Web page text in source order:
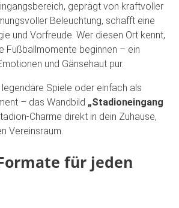
geprägt von kraftvoller
Beleuchtung, schafft eine
und Vorfreude. Wer diesen Ort kennt,
Fußballmomente beginnen – ein
und Gänsehaut pur.
legendäre Spiele oder einfach als
– das Wandbild „Stadioneingang
Charme direkt in dein Zuhause,
Vereinsraum.
für jeden